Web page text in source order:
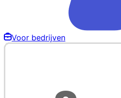
Voor bedrijven